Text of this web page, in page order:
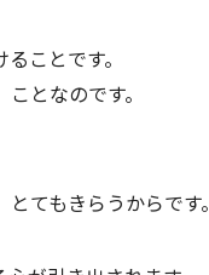
ことです。
となのです。
てもきらうからです。